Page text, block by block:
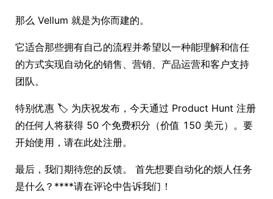
那么 Vellum 就是为你而建的。
它适合那些拥有自己的流程并希望以一种能理解和信任
的方式实现自动化的销售、营销、产品运营和客户支持
团队。
特别优惠 🏷️ 为庆祝发布，今天通过 Product Hunt 注册
的任何人将获得 50 个免费积分（价值 150 美元）。要
开始使用，请在此处注册。
最后，我们期待您的反馈。 首先想要自动化的烦人任务
是什么？****请在评论中告诉我们！